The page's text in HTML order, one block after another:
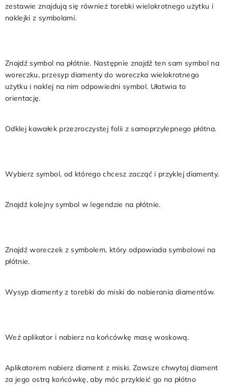
zestawie znajdują się również torebki wielokrotnego użytku i
naklejki z symbolami.
Znajdź symbol na płótnie. Następnie znajdź ten sam symbol na
woreczku, przesyp diamenty do woreczka wielokrotnego
użytku i naklej na nim odpowiedni symbol. Ułatwia to
orientację.
Odklej kawałek przezroczystej folii z samoprzylepnego płótna.
Wybierz symbol, od którego chcesz zacząć i przyklej diamenty.
Znajdź kolejny symbol w legendzie na płótnie.
Znajdź woreczek z symbolem, który odpowiada symbolowi na
płótnie.
Wysyp diamenty z torebki do miski do nabierania diamentów.
Weź aplikator i nabierz na końcówkę masę woskową.
Aplikatorem nabierz diament z miski. Zawsze chwytaj diament
za jego ostrą końcówkę, aby móc przykleić go na płótno